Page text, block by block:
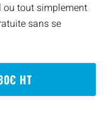
ou tout simplement
sans se
HT